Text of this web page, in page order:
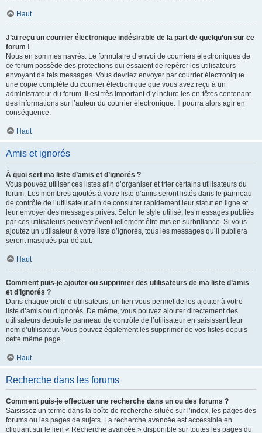
Haut
J’ai reçu un courrier électronique indésirable de la part de quelqu’un sur ce
forum !
Nous en sommes navrés. Le formulaire d’envoi de courriers électroniques de
ce forum possède des protections qui essaient de repérer les utilisateurs
envoyant de tels messages. Vous devriez envoyer par courrier électronique
une copie complète du courrier électronique que vous avez reçu à un
administrateur du forum. Il est très important d’y inclure les en-têtes contenant
des informations sur l’auteur du courrier électronique. Il pourra alors agir en
conséquence.
Haut
Amis et ignorés
À quoi sert ma liste d’amis et d’ignorés ?
Vous pouvez utiliser ces listes afin d’organiser et trier certains utilisateurs du
forum. Les membres ajoutés à votre liste d’amis seront listés dans le panneau
de contrôle de l’utilisateur afin de consulter rapidement leur statut en ligne et
leur envoyer des messages privés. Selon le style utilisé, les messages publiés
par ces utilisateurs peuvent éventuellement être mis en surbrillance. Si vous
ajoutez un utilisateur à votre liste d’ignorés, tous les messages qu’il publiera
seront masqués par défaut.
Haut
Comment puis-je ajouter ou supprimer des utilisateurs de ma liste d’amis
et d’ignorés ?
Dans chaque profil d’utilisateurs, un lien vous permet de les ajouter à votre
liste d’amis ou d’ignorés. De même, vous pouvez ajouter directement des
utilisateurs depuis le panneau de contrôle de l’utilisateur en saisissant leur
nom d’utilisateur. Vous pouvez également les supprimer de vos listes depuis
cette même page.
Haut
Recherche dans les forums
Comment puis-je effectuer une recherche dans un ou des forums ?
Saisissez un terme dans la boîte de recherche située sur l’index, les pages des
forums ou les pages de sujets. La recherche avancée est accessible en
cliquant sur le lien « Recherche avancée » disponible sur toutes les pages du